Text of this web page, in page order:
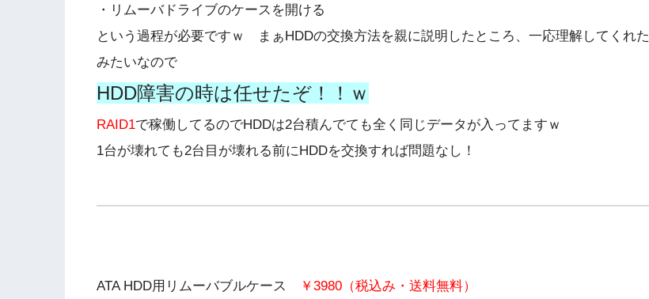
・リムーバドライブのケースを開ける
という過程が必要ですｗ まぁHDDの交換方法を親に説明したところ、一応理解してくれた
みたいなので
HDD障害の時は任せたぞ！！ｗ
RAID1で稼働してるのでHDDは2台積んでても全く同じデータが入ってますｗ
1台が壊れても2台目が壊れる前にHDDを交換すれば問題なし！
ATA HDD用リムーバブルケース ￥3980（税込み・送料無料）